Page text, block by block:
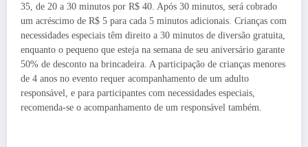
35, de 20 a 30 minutos por R$ 40. Após 30 minutos, será cobrado
um acréscimo de R$ 5 para cada 5 minutos adicionais. Crianças com
necessidades especiais têm direito a 30 minutos de diversão gratuita,
enquanto o pequeno que esteja na semana de seu aniversário garante
50% de desconto na brincadeira. A participação de crianças menores
de 4 anos no evento requer acompanhamento de um adulto
responsável, e para participantes com necessidades especiais,
recomenda-se o acompanhamento de um responsável também.